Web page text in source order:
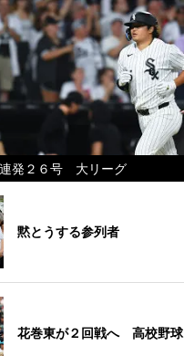
発２６号 大リーグ
黙とうする参列者
花巻東が２回戦へ 高校野球